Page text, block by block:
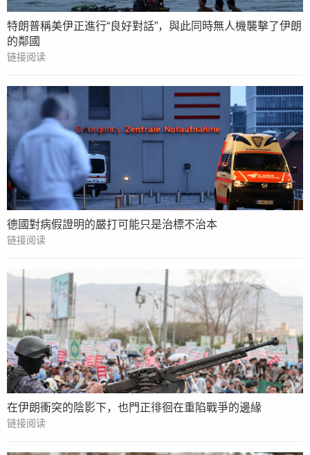
特朗普稱美伊正進行“良好對話”，與此同時無人機襲擊了伊朗
的鄰國
链接阅读
德國對病假證明的嚴打可能只是治標不治本
链接阅读
在伊朗衝突的陰影下，也門正徘徊在重陷戰爭的邊緣
链接阅读